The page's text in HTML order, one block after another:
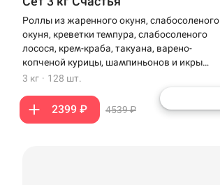
Роллы из жаренного окуня, слабосоленого
окуня, креветки темпура, слабосоленого
лосося, крем-краба, такуана, варено-
копченой курицы, шампиньонов и икры
масаго
3 кг · 128 шт.
2399 ₽ 4539 ₽